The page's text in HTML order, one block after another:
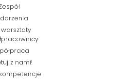
warsztaty
z nami!